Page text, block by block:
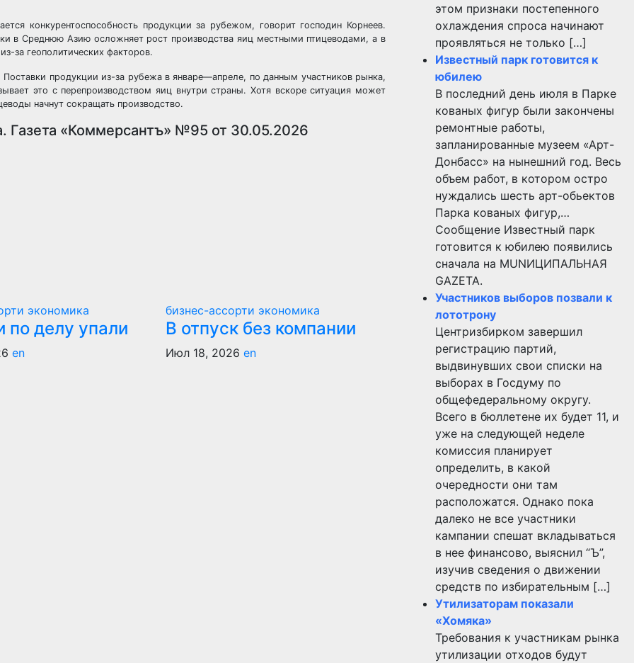
конкурентоспособность продукции за рубежом, говорит господин Корнеев.
в Среднюю Азию осложняет рост производства яиц местными птицеводами, а в
за геополитических факторов.
продукции из-за рубежа в январе—апреле, по данным участников рынка,
это с перепроизводством яиц внутри страны. Хотя вскоре ситуация может
начнут сокращать производство.
«Коммерсантъ» №95 от 30.05.2026
экономика
по делу упали
en
бизнес-ассорти экономика
В отпуск без компании
Июл 18, 2026 en
этом признаки постепенного
охлаждения спроса начинают
проявляться не только […]
Известный парк готовится к
юбилею
В последний день июля в Парке
кованых фигур были закончены
ремонтные работы,
запланированные музеем «Арт-
Донбасс» на нынешний год. Весь
объем работ, в котором остро
нуждались шесть арт-обьектов
Парка кованых фигур,…
Сообщение Известный парк
готовится к юбилею появились
сначала на MUNИЦИПАЛЬНАЯ
GAZЕТА.
Участников выборов позвали к
лототрону
Центризбирком завершил
регистрацию партий,
выдвинувших свои списки на
выборах в Госдуму по
общефедеральному округу.
Всего в бюллетене их будет 11, и
уже на следующей неделе
комиссия планирует
определить, в какой
очередности они там
расположатся. Однако пока
далеко не все участники
кампании спешат вкладываться
в нее финансово, выяснил “Ъ”,
изучив сведения о движении
средств по избирательным […]
Утилизаторам показали
«Хомяка»
Требования к участникам рынка
утилизации отходов будут